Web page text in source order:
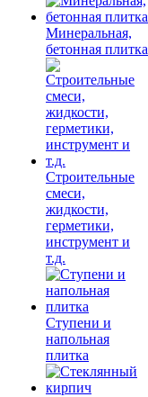
Минеральная,
бетонная плитка
Строительные
смеси,
жидкости,
герметики,
инструмент и
т.д.
Ступени и
напольная
плитка